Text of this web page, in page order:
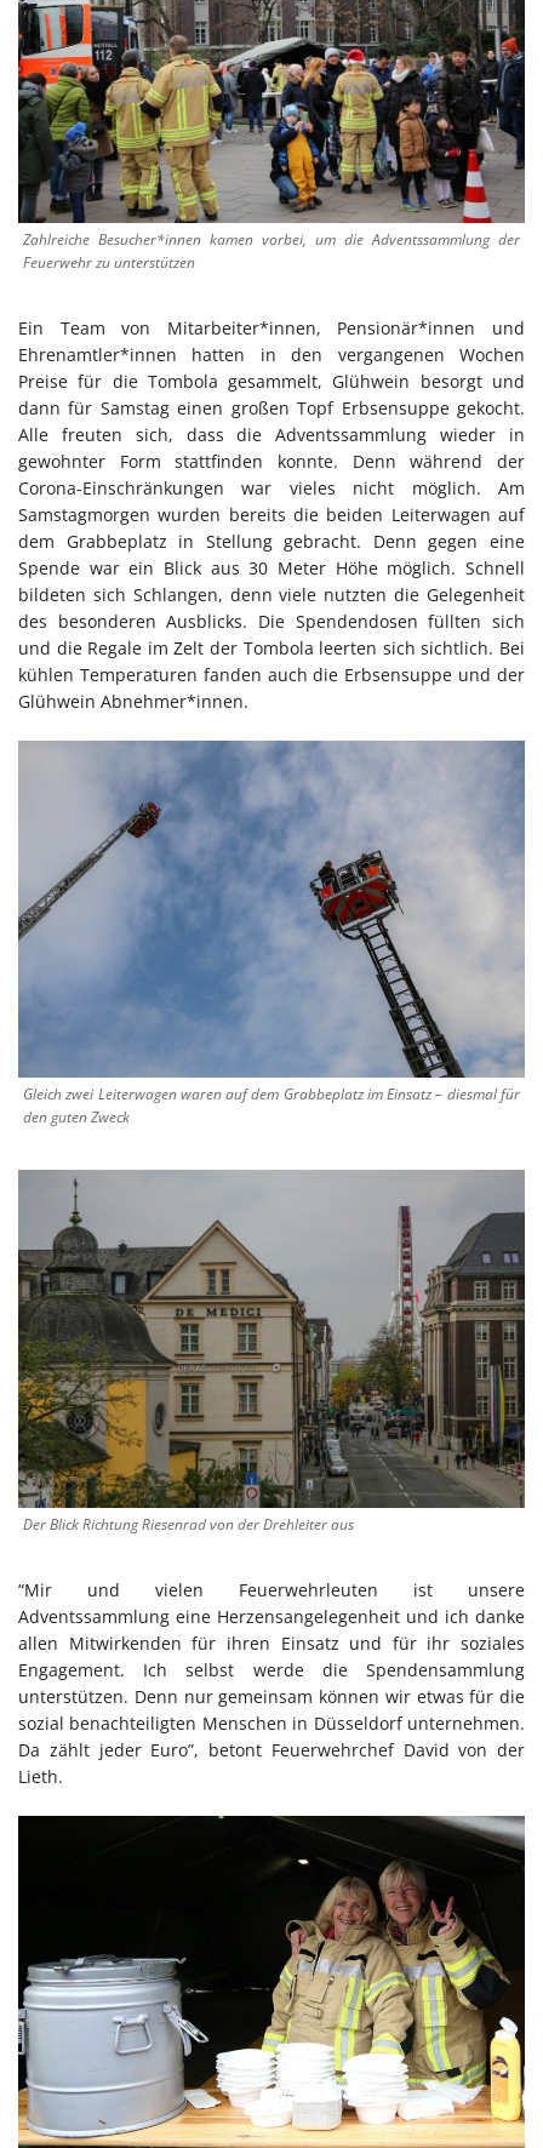
Zahlreiche Besucher*innen kamen vorbei, um die Adventssammlung der
Feuerwehr zu unterstützen
Ein Team von Mitarbeiter*innen, Pensionär*innen und
Ehrenamtler*innen hatten in den vergangenen Wochen
Preise für die Tombola gesammelt, Glühwein besorgt und
dann für Samstag einen großen Topf Erbsensuppe gekocht.
Alle freuten sich, dass die Adventssammlung wieder in
gewohnter Form stattfinden konnte. Denn während der
Corona-Einschränkungen war vieles nicht möglich. Am
Samstagmorgen wurden bereits die beiden Leiterwagen auf
dem Grabbeplatz in Stellung gebracht. Denn gegen eine
Spende war ein Blick aus 30 Meter Höhe möglich. Schnell
bildeten sich Schlangen, denn viele nutzten die Gelegenheit
des besonderen Ausblicks. Die Spendendosen füllten sich
und die Regale im Zelt der Tombola leerten sich sichtlich. Bei
kühlen Temperaturen fanden auch die Erbsensuppe und der
Glühwein Abnehmer*innen.
Gleich zwei Leiterwagen waren auf dem Grabbeplatz im Einsatz – diesmal für
den guten Zweck
Der Blick Richtung Riesenrad von der Drehleiter aus
“Mir und vielen Feuerwehrleuten ist unsere
Adventssammlung eine Herzensangelegenheit und ich danke
allen Mitwirkenden für ihren Einsatz und für ihr soziales
Engagement. Ich selbst werde die Spendensammlung
unterstützen. Denn nur gemeinsam können wir etwas für die
sozial benachteiligten Menschen in Düsseldorf unternehmen.
Da zählt jeder Euro”, betont Feuerwehrchef David von der
Lieth.